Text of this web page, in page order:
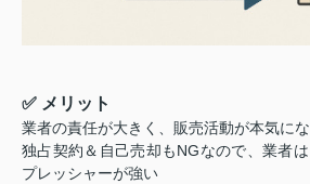
✅ メリット
業者の責任が大きく、販売活動が本気に
独占契約＆自己売却もNGなので、業者
プレッシャーが強い